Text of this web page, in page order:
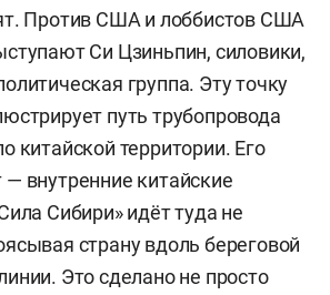
Против США и лоббистов США
Си Цзиньпин, силовики,
группа. Эту точку
путь трубопровода
китайской территории. Его
внутренние китайские
Сибири» идёт туда не
страну вдоль береговой
Это сделано не просто